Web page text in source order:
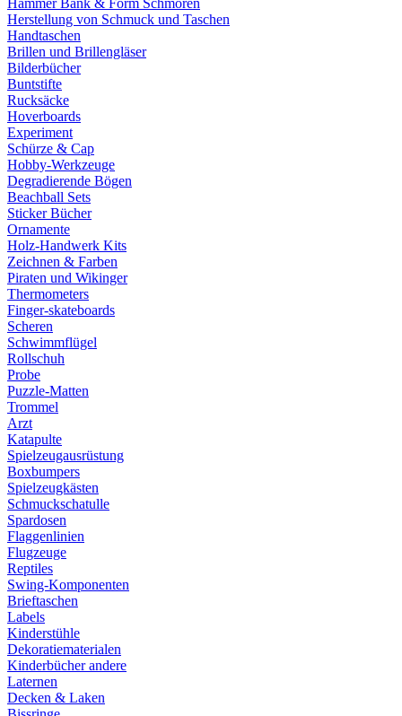
Hammer Bank & Form Schmoren
Herstellung von Schmuck und Taschen
Handtaschen
Brillen und Brillengläser
Bilderbücher
Buntstifte
Rucksäcke
Hoverboards
Experiment
Schürze & Cap
Hobby-Werkzeuge
Degradierende Bögen
Beachball Sets
Sticker Bücher
Ornamente
Holz-Handwerk Kits
Zeichnen & Farben
Piraten und Wikinger
Thermometers
Finger-skateboards
Scheren
Schwimmflügel
Rollschuh
Probe
Puzzle-Matten
Trommel
Arzt
Katapulte
Spielzeugausrüstung
Boxbumpers
Spielzeugkästen
Schmuckschatulle
Spardosen
Flaggenlinien
Flugzeuge
Reptiles
Swing-Komponenten
Brieftaschen
Labels
Kinderstühle
Dekoratiematerialen
Kinderbücher andere
Laternen
Decken & Laken